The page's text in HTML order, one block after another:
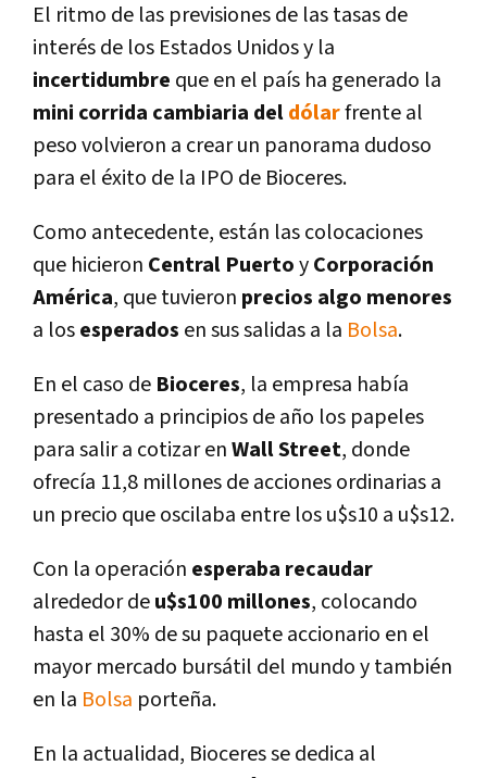
El ritmo de las previsiones de las tasas de
interés de los Estados Unidos y la
incertidumbre que en el paí­s ha generado la
mini corrida cambiaria deldólarfrente al
peso volvieron a crear un panorama dudoso
para el éxito de la IPO de Bioceres.
Como antecedente, están las colocaciones
que hicieron Central PuertoyCorporación
América, que tuvieron precios algo menores
a losesperados en sus salidas a la Bolsa.
En el caso de Bioceres, la empresa habí­a
presentado a principios de año los papeles
para salir a cotizar enWall Street, donde
ofrecí­a 11,8 millones de acciones ordinarias a
un precio que oscilaba entre los u$s10 a u$s12.
Con la operación esperaba recaudar
alrededor deu$s100 millones, colocando
hasta el 30% de su paquete accionario en el
mayor mercado bursátil del mundo y también
en la Bolsa porteña.
En la actualidad, Bioceres se dedica al